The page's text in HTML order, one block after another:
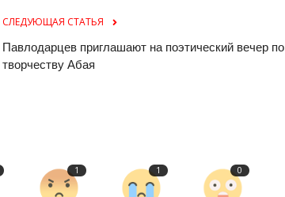
СЛЕДУЮЩАЯ СТАТЬЯ
Павлодарцев приглашают на поэтический вечер по
творчеству Абая
1 1 0